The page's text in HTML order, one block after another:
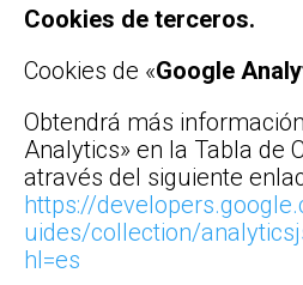
Cookies de terceros.
Cookies de «Google
Obtendrá más
Analytics» en la Tabla de
através del siguiente
https://
uides/collection/
hl=es